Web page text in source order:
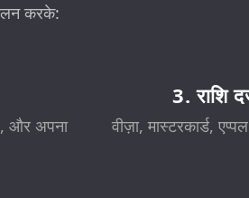
करके:
और अपना
3. राशि
वीज़ा, मास्टरकार्ड,